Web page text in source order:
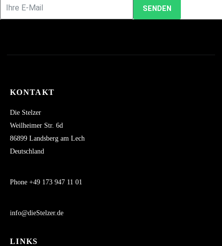
SENDEN
KONTAKT
Die Stelzer
Weilheimer Str. 6d
86899 Landsberg am Lech
Deutschland
Phone +49 173 947 11 01
info@dieStelzer.de
LINKS